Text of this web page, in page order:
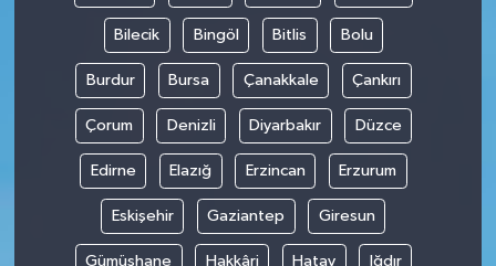
Bilecik Bingöl Bitlis Bolu
Burdur Bursa Çanakkale Çankırı
Çorum Denizli Diyarbakır Düzce
Edirne Elazığ Erzincan Erzurum
Eskişehir Gaziantep Giresun
Gümüşhane Hakkâri Hatay Iğdır